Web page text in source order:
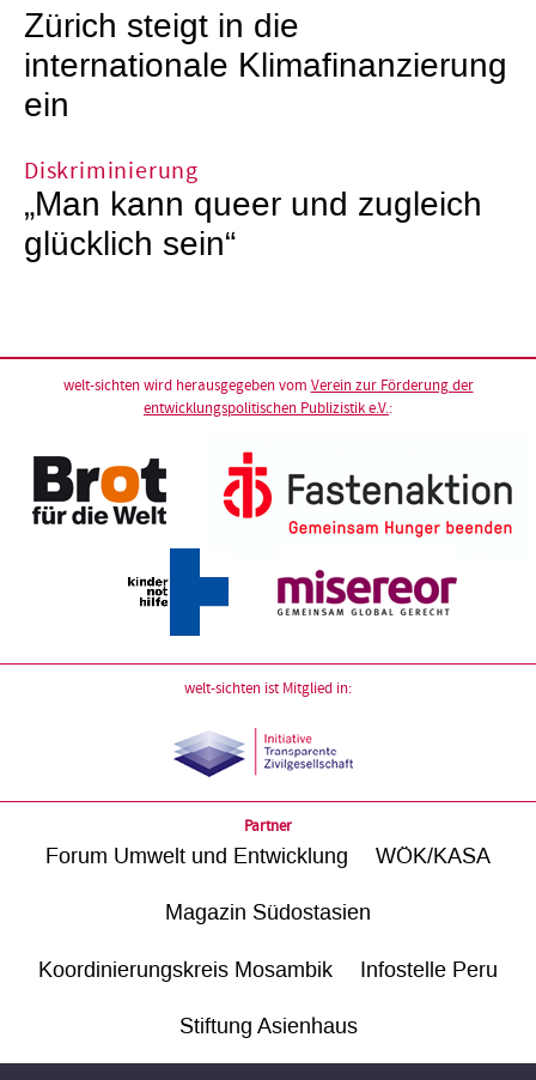
Zürich steigt in die
internationale Klimafinanzierung
ein
Diskriminierung
„Man kann queer und zugleich
glücklich sein“
welt-sichten wird herausgegeben vom Verein zur Förderung der
entwicklungspolitischen Publizistik e.V.:
welt-sichten ist Mitglied in:
Partner
Forum Umwelt und Entwicklung WÖK/KASA
Magazin Südostasien
Koordinierungskreis Mosambik Infostelle Peru
Stiftung Asienhaus